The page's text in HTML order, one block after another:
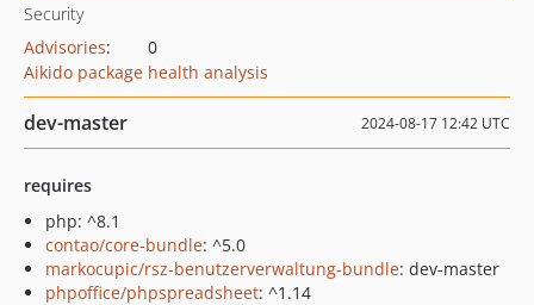
Security
Advisories:
0
Aikido package health analysis
dev-master 2024-08-17 12:42 UTC
requires
php: ^8.1
contao/core-bundle: ^5.0
markocupic/rsz-benutzerverwaltung-bundle: dev-master
phpoffice/phpspreadsheet: ^1.14